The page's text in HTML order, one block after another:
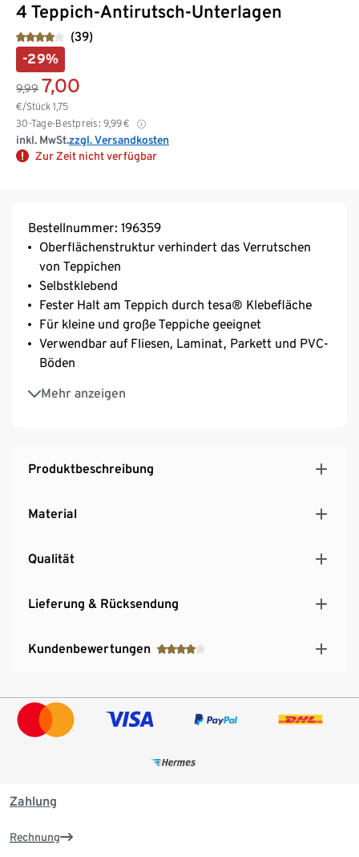
4 Teppich-Antirutsch-Unterlagen
(39)
-29%
9,99 7,00
€/Stück 1,75
30-Tage-Bestpreis: 9,99€
inkl. MwSt.zzgl. Versandkosten
Zur Zeit nicht verfügbar
Bestellnummer: 196359
Oberflächenstruktur verhindert das Verrutschen
von Teppichen
Selbstklebend
Fester Halt am Teppich durch tesa® Klebefläche
Für kleine und große Teppiche geeignet
Verwendbar auf Fliesen, Laminat, Parkett und PVC-
Böden
Mehr anzeigen
Teppich klebt nicht am Boden fest und lässt sich
zum Saugen oder Wischen einfach umklappen
Produktbeschreibung
Material
Qualität
Lieferung & Rücksendung
Kundenbewertungen
Zahlung
Rechnung